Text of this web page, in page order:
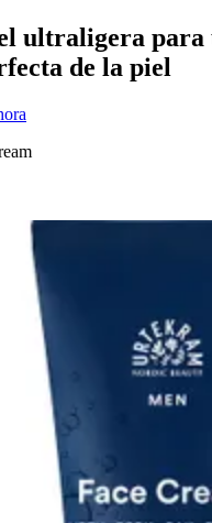
ultraligera para
de la piel